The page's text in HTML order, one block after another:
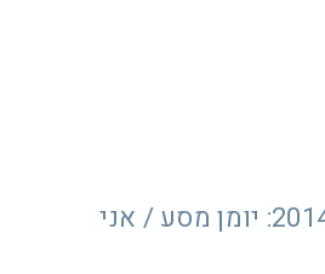
דנמרק, אוגוסט 2014: יומן מסע / אני